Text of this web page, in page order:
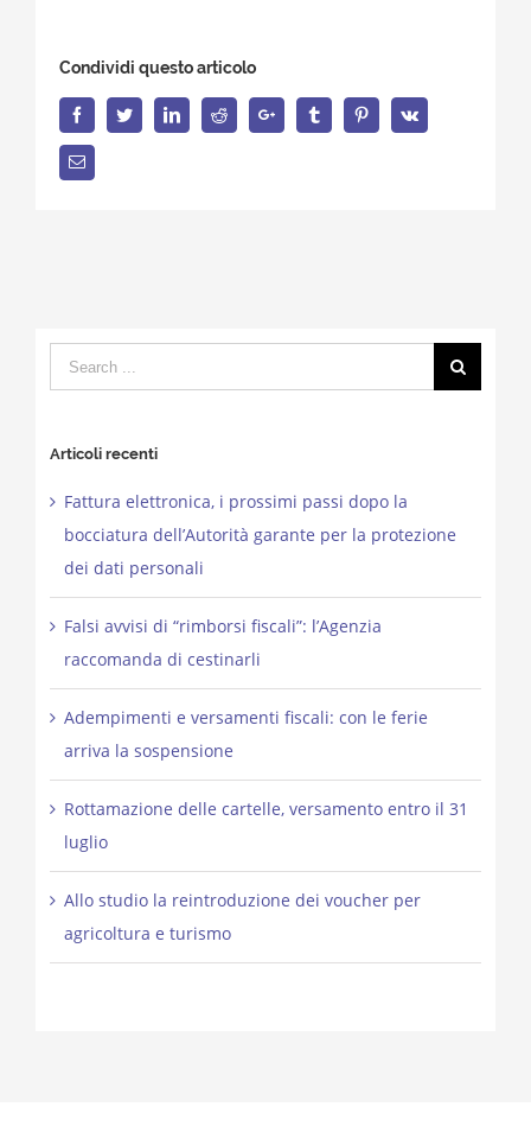
Condividi questo articolo
FacebookTwitterLinkedInReddit Google+ Tumblr PinterestVk
Email
Search
for:
Articoli recenti
Fattura elettronica, i prossimi passi dopo la
bocciatura dell’Autorità garante per la protezione
dei dati personali
Falsi avvisi di “rimborsi fiscali”: l’Agenzia
raccomanda di cestinarli
Adempimenti e versamenti fiscali: con le ferie
arriva la sospensione
Rottamazione delle cartelle, versamento entro il 31
luglio
Allo studio la reintroduzione dei voucher per
agricoltura e turismo